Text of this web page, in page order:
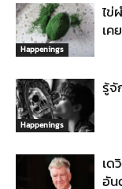
Happenings
ไข่
เค
Happenings
รู้จั
เด
อัน